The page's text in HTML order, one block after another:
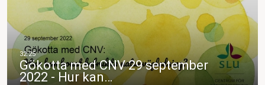
Gökotta med CNV 29 september
2022 - Hur kan…